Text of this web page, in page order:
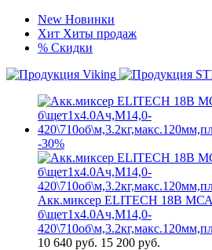
New Новинки
Хит Хиты продаж
% Скидки
-30%
Акк.миксер ELITECH 18В
б\щет1х4.0Ач,М14,0-
10 640 руб. 15 200 руб.